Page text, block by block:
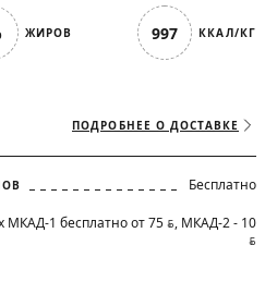
ЖИРОВ 997 ККАЛ/КГ
ПОДРОБНЕЕ О ДОСТАВКЕ
Бесплатно
МКАД-1 бесплатно от 75 BYN, МКАД-2 - 10
BYN